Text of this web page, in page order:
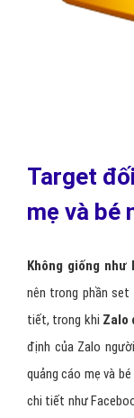
Target
mẹ và bé
Không giống như
nên trong phần
tiết, trong khi Zalo
định của Zalo
quảng cáo mẹ và
chi tiết như